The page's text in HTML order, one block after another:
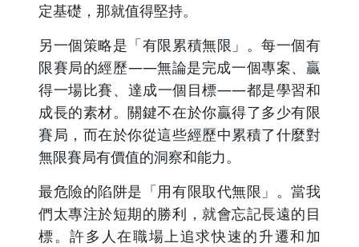
定基礎，那就值得堅持。
另一個策略是「有限累積無限」。每一個有
限賽局的經歷——無論是完成一個專案、贏
得一場比賽、達成一個目標——都是學習和
成長的素材。關鍵不在於你贏得了多少有限
賽局，而在於你從這些經歷中累積了什麼對
無限賽局有價值的洞察和能力。
最危險的陷阱是「用有限取代無限」。當我
們太專注於短期的勝利，就會忘記長遠的目
標。許多人在職場上追求快速的升遷和加